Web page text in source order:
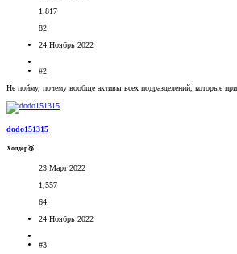
1,817
82
24 Ноябрь 2022
#2
Не пойму, почему вообще активы всех подразделений, которые
dodo151315
Холдер🥉
23 Март 2022
1,557
64
24 Ноябрь 2022
#3